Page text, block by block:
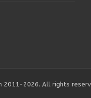
2011-2026. All rights